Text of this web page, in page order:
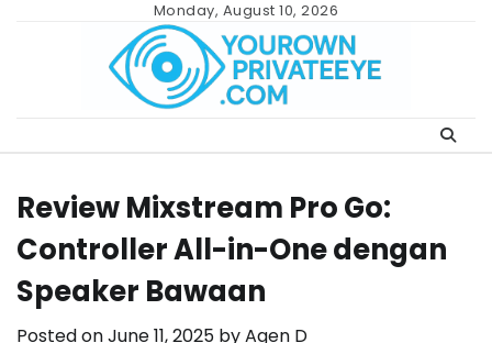
Monday, August 10, 2026
Review Mixstream Pro Go:
Controller All-in-One dengan
Speaker Bawaan
Posted onJune 11, 2025 byAgen D